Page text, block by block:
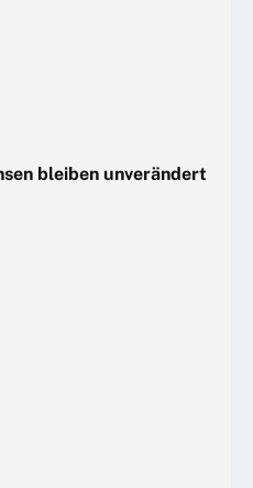
bleiben unverändert